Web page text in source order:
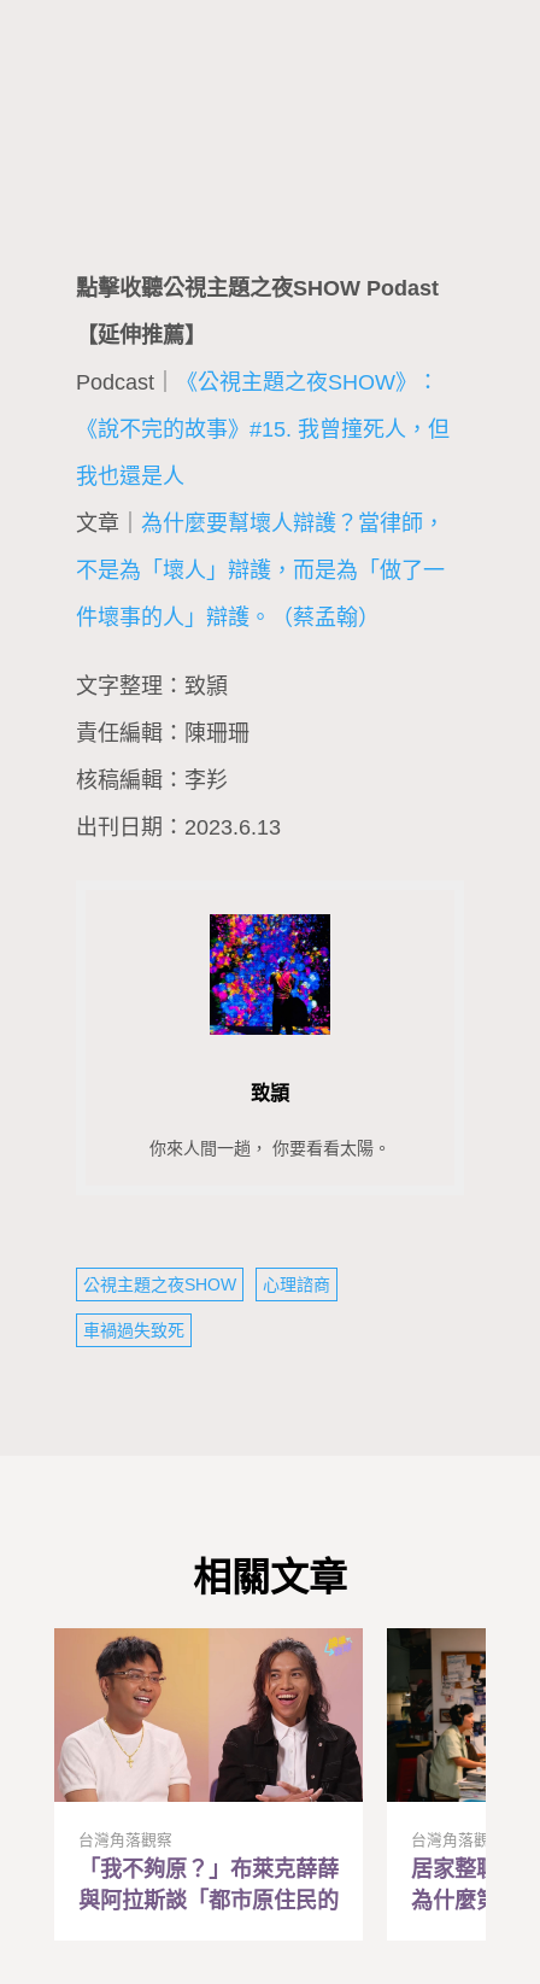
點擊收聽公視主題之夜SHOW Podast
【延伸推薦】
Podcast｜
《公視主題之夜SHOW》：
《說不完的故事》#15. 我曾撞死人，但
我也還是人
文章｜ 為什麼要幫壞人辯護？當律師，
不是為「壞人」辯護，而是為「做了一
件壞事的人」辯護。（蔡孟翰）
文字整理：致頴
責任編輯：陳珊珊
核稿編輯：李羏
出刊日期：2023.6.13
致頴
你來人間一趟， 你要看看太陽。
公視主題之夜SHOW 心理諮商
車禍過失致死
相關文章
台灣角落觀察
「我不夠原？」布萊克薛薛
與阿拉斯談「都市原住民的
台灣角落觀察
居家整聊是
為什麼第一